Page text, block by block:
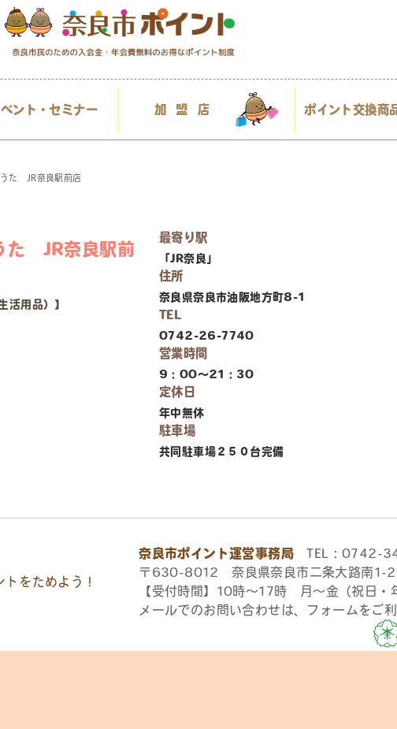
ント・セミナー 加盟店 ポイント交換商
うた JR奈良駅前店
た JR奈良駅前
活用品）】
最寄り駅
「JR奈良」
住所
奈良県奈良市油阪地方町8-1
TEL
0742-26-7740
営業時間
9：00～21：30
定休日
年中無休
駐車場
共同駐車場２５０台完備
をためよう！
奈良市ポイント運営事務局 TEL：0742-
〒630-8012 奈良県奈良市二条大路南1-
【受付時間】10時〜17時 月〜金（祝日・
メールでのお問い合わせは、フォームをご利